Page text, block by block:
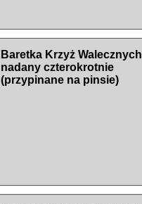
Baretka Krzyż Walecznych
nadany czterokrotnie
(przypinane na pinsie)